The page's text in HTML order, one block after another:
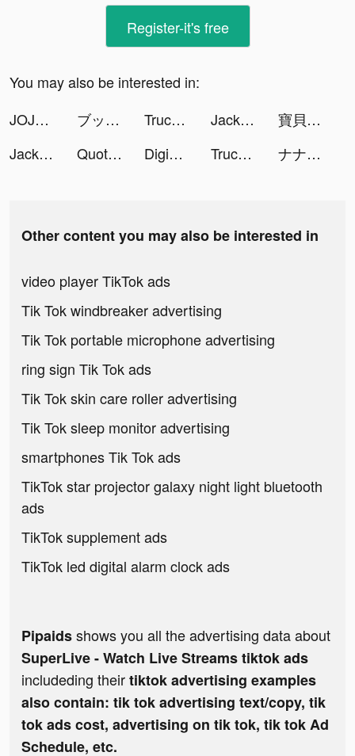
Register-it's free
You may also be interested in:
JOJOO - Live Video & Chat tiktok ads
ブックライブ fun tiktok ads Truck Simulator USA Car Games tiktok ads Jackpot Crush - Casino Slots tiktok ads
寶貝大聯盟 tiktok ads
Jackpot Crush - Casino Slots tiktok ads
Quoty: motivation daily quotes tiktok ads DigiArt: Cartoon For 3D Effect tiktok ads Truck Simulator USA Car Games tiktok ads ナナリズムダッシュ tiktok ads
Other content you may also be interested in
video player TikTok ads
Tik Tok windbreaker advertising
Tik Tok portable microphone advertising
ring sign Tik Tok ads
Tik Tok skin care roller advertising
Tik Tok sleep monitor advertising
smartphones Tik Tok ads
TikTok star projector galaxy night light bluetooth
ads
TikTok supplement ads
TikTok led digital alarm clock ads
Pipaidsshows you all the advertising data about
SuperLive - Watch Live Streams tiktok ads
includeding theirtiktok advertising examples
also contain: tik tok advertising text/copy, tik
tok ads cost, advertising on tik tok, tik tok Ad
Schedule, etc.